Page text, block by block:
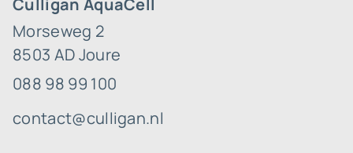
Culligan AquaCell
Morseweg 2
8503 AD Joure
088 98 99 100
contact@culligan.nl